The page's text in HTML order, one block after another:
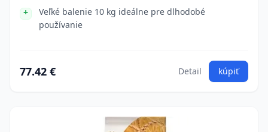
Veľké balenie 10 kg ideálne pre dlhodobé
používanie
77.42 € Detail kúpiť